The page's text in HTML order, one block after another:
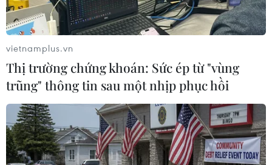
vietnamplus.vn
Thị trường chứng khoán: Sức ép từ "vùng
trũng" thông tin sau một nhịp phục hồi